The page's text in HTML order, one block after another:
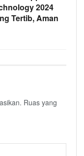
2024
Tertib, Aman
Ruas yang